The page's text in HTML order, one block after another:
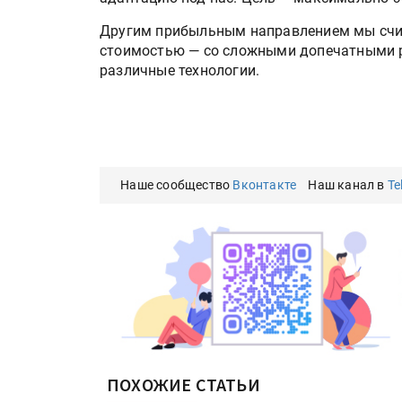
Другим прибыльным направлением мы
стоимостью — со сложными допечатными
различные технологии.
Наше сообщество Вконтакте Наш канал в
ПОХОЖИЕ СТАТЬИ
Росприроднадзор
«Калькулятор утилизации»